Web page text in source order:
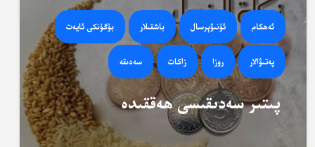
ئەھكام ئۇنىۋېرسال باشقىلار بۈگۈنكى ئايەت
پەتىۋالار روزا زاكات سەدىقە
پىتىر سەدىقىسى ھەققىدە